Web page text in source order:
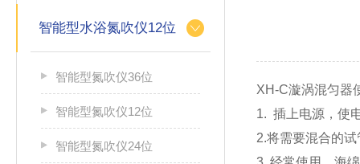
智能型水浴氮吹仪12位
智能型氮吹仪36位
智能型氮吹仪12位
智能型氮吹仪24位
XH-C漩涡混匀器
1. 插上电源，使
2.将需要混合的